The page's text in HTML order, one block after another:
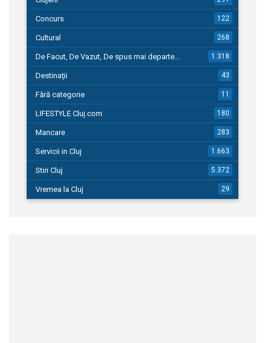
Concurs 122
Cultural 268
De Facut, De Vazut, De spus mai departe… 1.318
Destinații 43
Fără categorie 11
LIFESTYLE Cluj.com 180
Mancare 283
Servicii in Cluj 1.663
Stiri Cluj 5.372
Vremea la Cluj 29